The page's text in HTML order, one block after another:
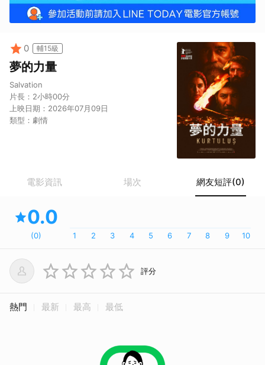
0 輔15級
夢的力量
Salvation
片長： 2小時00分
上映日期： 2026年07月09日
類型： 劇情
電影資訊 場次 網友短評(0)
0.0
(0) 1 2 3 4 5 6 7 8 9 10
評分
熱門 最新 最高 最低